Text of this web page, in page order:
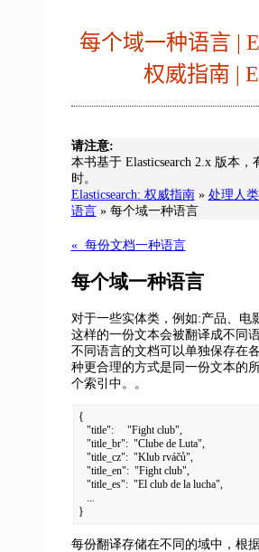
每个域一种语言 |
权威指南 |
请注意:
本书基于 Elasticsearch 2.x 版本
时。
Elasticsearch: 权威指南» 处理人
语言» 每个域一种语言
« 每份文档一种语言
每个域一种语言
对于一些实体类，例如:产品、电
这样的一份文本会被翻译成不同
不同语言的文档可以单独保存在
种更合理的方式是同一份文本的
个索引中。。
{
}
每份翻译存储在不同的域中，根